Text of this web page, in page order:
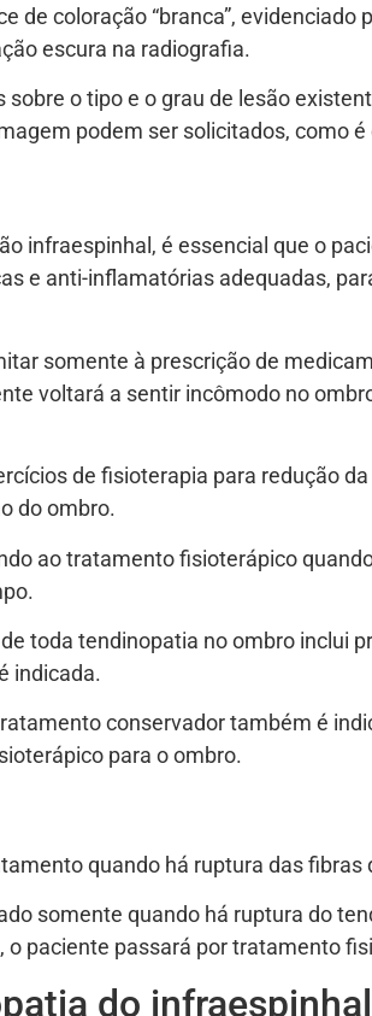
de coloração “branca”,
escura na radiografia.
sobre o tipo e o grau de lesão
podem ser solicitados, como
infraespinhal, é essencial que o
e anti-inflamatórias adequadas,
somente à prescrição de
voltará a sentir incômodo no
de fisioterapia para redução
do ombro.
ao tratamento fisioterápico
toda tendinopatia no ombro inclui
indicada.
conservador também é
para o ombro.
quando há ruptura das
somente quando há ruptura do
o paciente passará por tratamento
do